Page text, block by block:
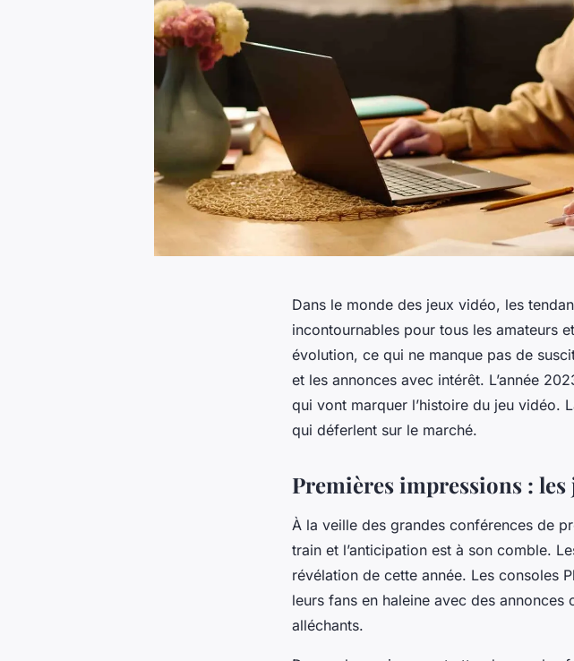
Dans le monde des jeux vidéo, les
incontournables pour tous les amateurs
évolution, ce qui ne manque pas de
et les annonces avec intérêt. L’année
qui vont marquer l’histoire du jeu vidéo.
qui déferlent sur le marché.
Premières impressions : les
À la veille des grandes conférences de
train et l’anticipation est à son comble.
révélation de cette année. Les consoles
leurs fans en haleine avec des
alléchants.